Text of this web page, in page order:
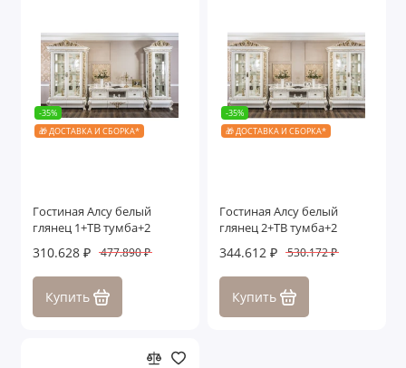
-35%
🎁 ДОСТАВКА И СБОРКА*
Гостиная Алсу белый
глянец 1+ТВ тумба+2
310.628 ₽ 477.890 ₽
Купить
-35%
🎁 ДОСТАВКА И СБОРКА*
Гостиная Алсу белый
глянец 2+ТВ тумба+2
344.612 ₽ 530.172 ₽
Купить